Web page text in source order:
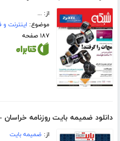
از: ...
موضوع: اینترنت و
۱۸۷ صفحه
دانلود ضمیمه بایت روزنامه خراسان -
از: ضمیمه بایت